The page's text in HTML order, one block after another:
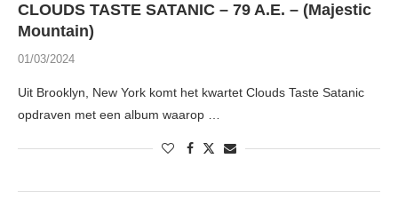
CLOUDS TASTE SATANIC – 79 A.E. – (Majestic
Mountain)
01/03/2024
Uit Brooklyn, New York komt het kwartet Clouds Taste Satanic
opdraven met een album waarop …